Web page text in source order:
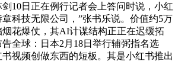
10日正在例行记者会上答问时说，小红
科技无限公司，”张书乐说。价值约5万
花爆仗，其AI计谋结构正正在迟缓拓
全球：日本2月18日举行辅弼指名选
视频创做东西的短板。其是小红书推出